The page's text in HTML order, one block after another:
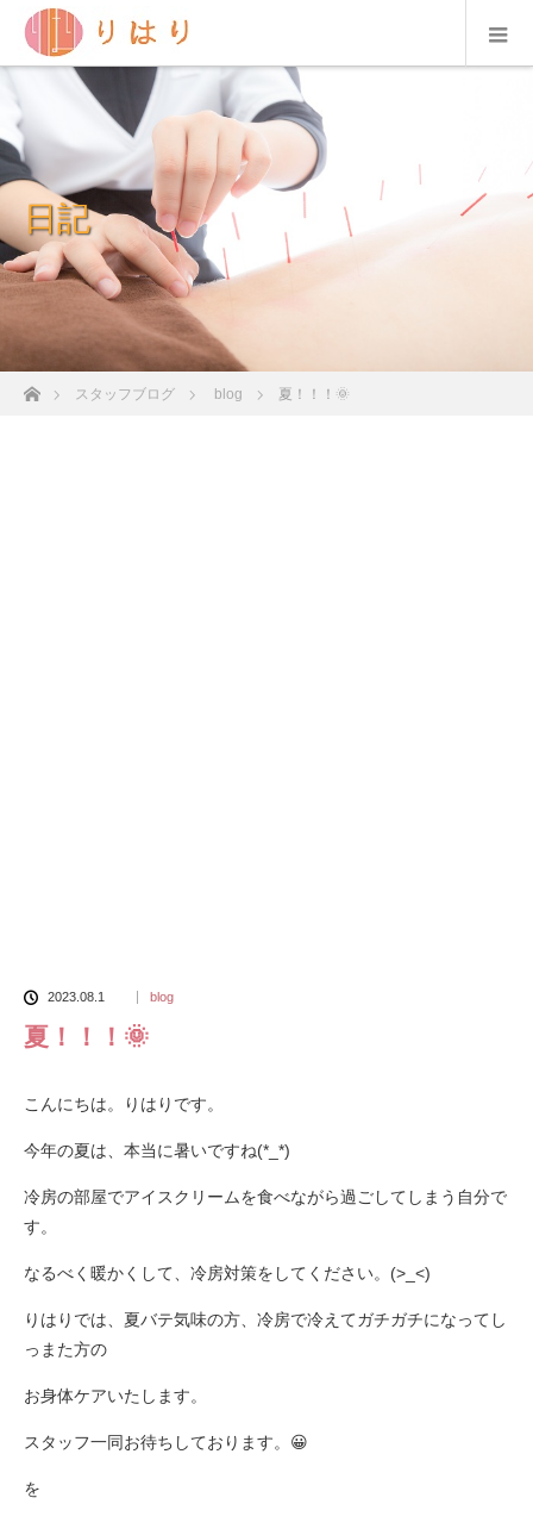
日記
ホームスタッフブログ blog 夏！！！🌞
2023.08.1 blog
夏！！！🌞
こんにちは。りはりです。
今年の夏は、本当に暑いですね(*_*)
冷房の部屋でアイスクリームを食べながら過ごしてしまう自分で
す。
なるべく暖かくして、冷房対策をしてください。(>_<)
りはりでは、夏バテ気味の方、冷房で冷えてガチガチになってし
っまた方の
お身体ケアいたします。
スタッフ一同お待ちしております。😀
を